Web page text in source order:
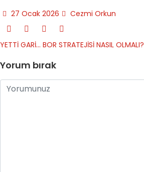
27 Ocak 2026
Cezmi Orkun
YETTİ GARİ… BOR STRATEJİSİ NASIL OLMALI?
Yorum bırak